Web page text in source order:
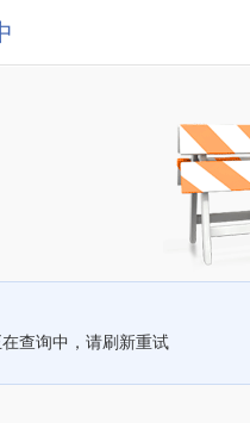
查询中，请刷新重试